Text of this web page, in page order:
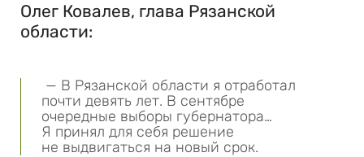
Олег Ковалев, глава Рязанской
области:
— В Рязанской области я отработал
почти девять лет. В сентябре
очередные выборы губернатора…
Я принял для себя решение
не выдвигаться на новый срок.